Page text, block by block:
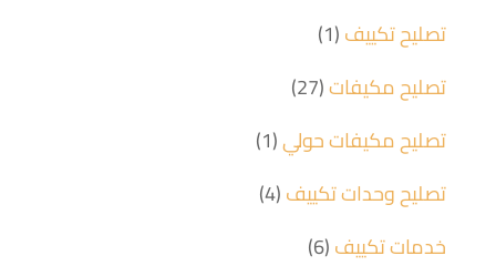
تصليح تكييف(1)
تصليح مكيفات(27)
تصليح مكيفات حولي(1)
تصليح وحدات تكييف(4)
خدمات تكييف(6)